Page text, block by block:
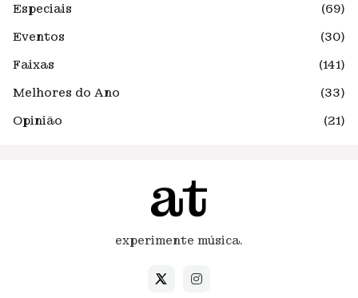
Especiais
(69)
Eventos
(30)
Faixas
(141)
Melhores do Ano
(33)
Opinião
(21)
experimente música.